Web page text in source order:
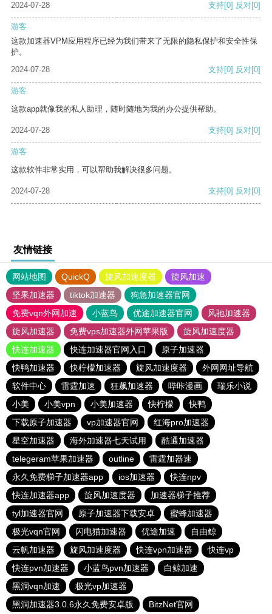
2024-07-28
支持[0] 反对[0]
游客
这款加速器VPM应用程序已经为我们带来了无限的隐私保护和安全性保
护。
2024-07-28
支持[0] 反对[0]
游客
这款app就像我的私人助理，随时随地为我的办公提供帮助。
2024-07-28 支持[0] 反对[0]
游客
这款软件非常实用，可以帮助我解决很多问题。
2024-07-28 支持[0] 反对[0]
友情链接
网站地图 QuickQ 旋风加速度器
旋风加速
坚果加速器
tiktok加速器
狗急加速器官网
免费vqn外网加速
小蓝鸟 优途加速器官网
风驰加速器
旋风加速器
免费vps加速器外网苹果版
旋风加速度器
快连加速器
快连加速器官网入口
原子加速器
快鸭加速器
快柠檬加速器 旋风加速度器
外网网址导航
软件中心
雷霆加速 狂飙加速器 哔咔漫画
瑞乐小说
小美
小美vpn 小美加速器 快柠檬
快鸭
下载原子加速器
vp加速器官网
红海pro加速器
星空加速器
海外加速器七天试用
酷通加速器
telegeram苹果加速器
outline
雷霆加器速
永久免费梯子加速器app
ios加速器
快连npv
快连加速器app
旋风加速度器
加速器梯子推荐
tyl加速器官网
原子加速器下载安卓
蜜蜂加速器
极光vqn官网
闪电猫加速器 优途加速
自由鲸
云帆加速器
旋风加速度器 快连vρn加速器
快连vp
快连pvn加速器
小蓝鸟pvn加速器
白鲸加速
黑洞vqn加速
极光vp加速器
黑洞加速器3.0.6永久免费安卓版
BitzNet官网